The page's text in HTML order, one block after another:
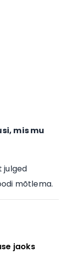
mis mu
julged
mõtlema.
jaoks